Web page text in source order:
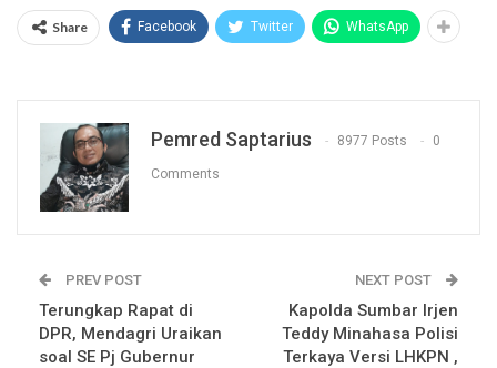
Share Facebook Twitter WhatsApp
Pemred Saptarius 8977 Posts 0
Comments
PREV POST
Terungkap Rapat di
DPR, Mendagri Uraikan
soal SE Pj Gubernur
NEXT POST
Kapolda Sumbar Irjen
Teddy Minahasa Polisi
Terkaya Versi LHKPN ,